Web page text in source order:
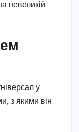
невеликій
у
з якими він